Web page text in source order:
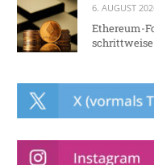
6. AUGUST
Ethereum-